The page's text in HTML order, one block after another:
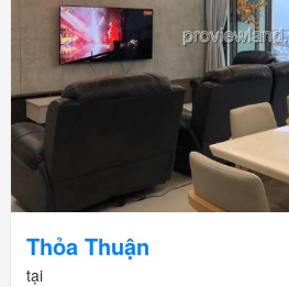
Thỏa Thuận
tại